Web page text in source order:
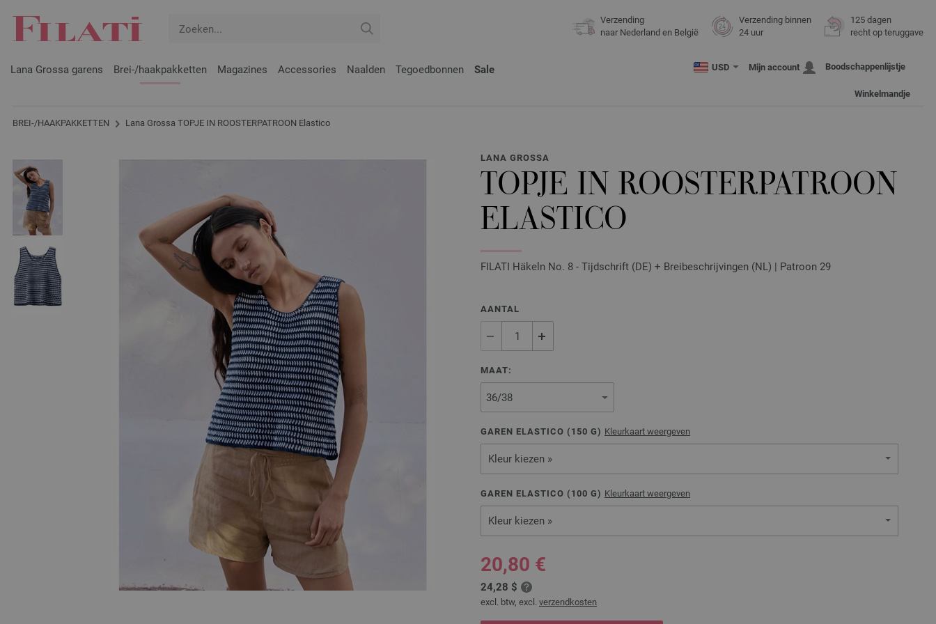
Verzending
naar Nederland en België
Verzending binnen
24 uur
125 dagen
recht op teruggave
Lana Grossa garens Brei-/haakpakketten Magazines Accessories Naalden Tegoedbonnen Sale USD Mijn account Boodschappenlijstje
Winkelmandje
BREI-/HAAKPAKKETTEN Lana Grossa TOPJE IN ROOSTERPATROON Elastico
LANA GROSSA
TOPJE IN ROOSTERPATROON
ELASTICO
FILATI Häkeln No. 8 - Tijdschrift (DE) + Breibeschrijvingen (NL) | Patroon 29
AANTAL
MAAT:
GAREN ELASTICO ( 150 G) Kleurkaart weergeven
Kleur kiezen »
GAREN ELASTICO ( 100 G) Kleurkaart weergeven
Kleur kiezen »
20,80 €
24,28 $
excl. btw, excl. verzendkosten